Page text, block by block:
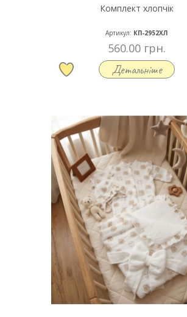
Комплект хлопчік
Артикул: КП-2952ХЛ
560.00 грн.
Детальніше